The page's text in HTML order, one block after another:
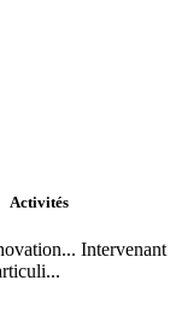
Activités
Intervenant